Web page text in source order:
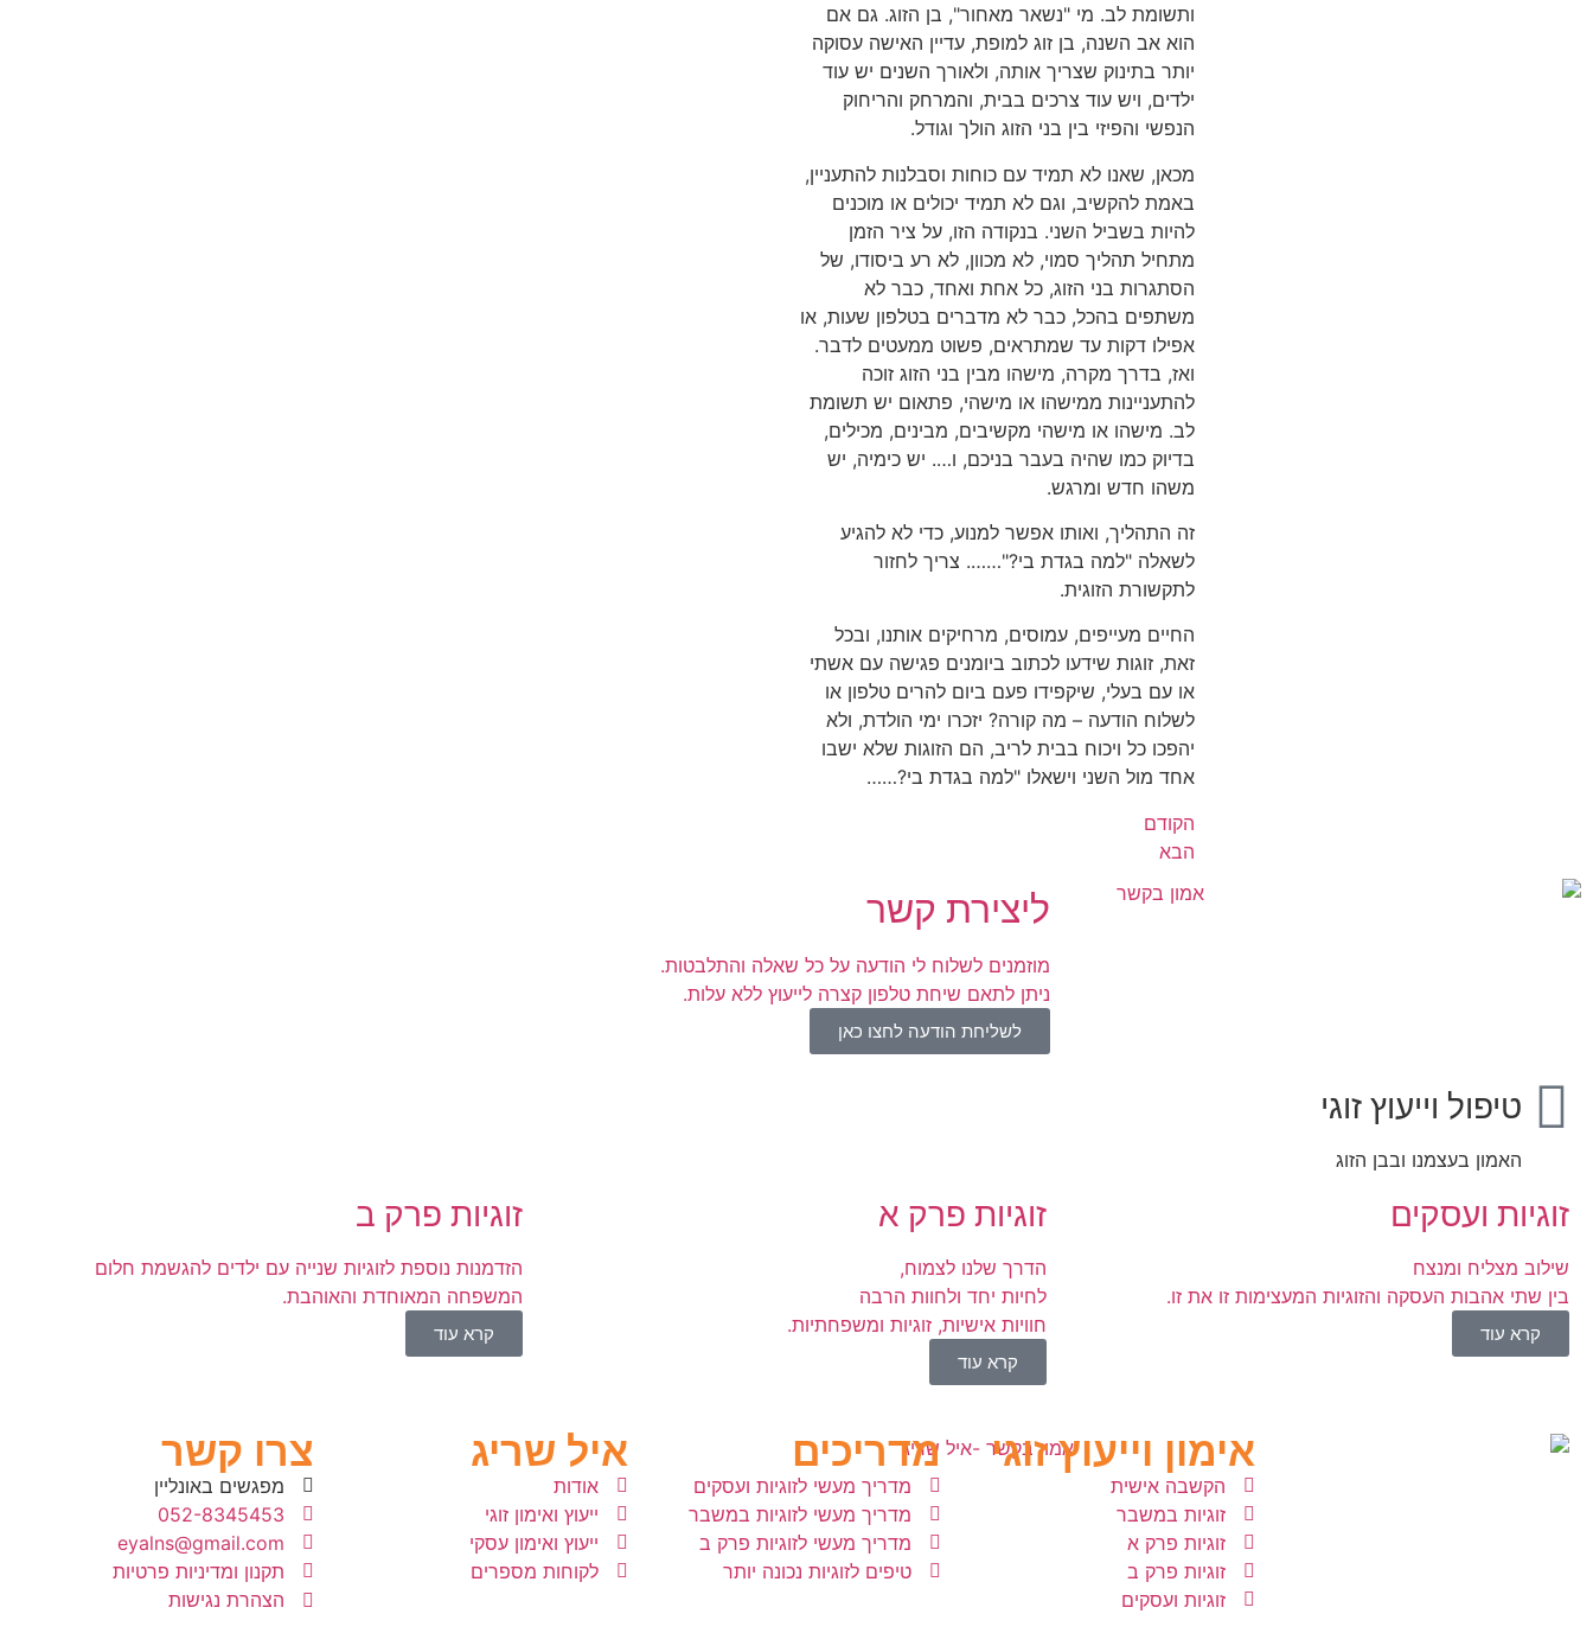
ותשומת לב. מי "נשאר מאחור", בן הזוג. גם אם
הוא אב השנה, בן זוג למופת, עדיין האישה עסוקה
יותר בתינוק שצריך אותה, ולאורך השנים יש עוד
ילדים, ויש עוד צרכים בבית, והמרחק והריחוק
הנפשי והפיזי בין בני הזוג הולך וגודל.
מכאן, שאנו לא תמיד עם כוחות וסבלנות להתעניין,
באמת להקשיב, וגם לא תמיד יכולים או מוכנים
להיות בשביל השני. בנקודה הזו, על ציר הזמן
מתחיל תהליך סמוי, לא מכוון, לא רע ביסודו, של
הסתגרות בני הזוג, כל אחת ואחד, כבר לא
משתפים בהכל, כבר לא מדברים בטלפון שעות, או
אפילו דקות עד שמתראים, פשוט ממעטים לדבר.
ואז, בדרך מקרה, מישהו מבין בני הזוג זוכה
להתעניינות ממישהו או מישהי, פתאום יש תשומת
לב. מישהו או מישהי מקשיבים, מבינים, מכילים,
בדיוק כמו שהיה בעבר בניכם, ו…. יש כימיה, יש
משהו חדש ומרגש.
זה התהליך, ואותו אפשר למנוע, כדי לא להגיע
לשאלה "למה בגדת בי?"……. צריך לחזור
לתקשורת הזוגית.
החיים מעייפים, עמוסים, מרחיקים אותנו, ובכל
זאת, זוגות שידעו לכתוב ביומנים פגישה עם אשתי
או עם בעלי, שיקפידו פעם ביום להרים טלפון או
לשלוח הודעה – מה קורה? יזכרו ימי הולדת, ולא
יהפכו כל ויכוח בבית לריב, הם הזוגות שלא ישבו
אחד מול השני וישאלו "למה בגדת בי?……
הקודם
הבא
ליצירת קשר
מוזמנים לשלוח לי הודעה על כל שאלה והתלבטות.
ניתן לתאם שיחת טלפון קצרה לייעוץ ללא עלות.
לשליחת הודעה לחצו כאן
טיפול וייעוץ זוגי
האמון בעצמנו ובבן הזוג
זוגיות ועסקים
שילוב מצליח ומנצח
בין שתי אהבות העסקה והזוגיות המעצימות זו את זו.
קרא עוד
זוגיות פרק א
הדרך שלנו לצמוח,
לחיות יחד ולחוות הרבה
חוויות אישיות, זוגיות ומשפחתיות.
קרא עוד
זוגיות פרק ב
הזדמנות נוספת לזוגיות שנייה עם ילדים להגשמת חלום
המשפחה המאוחדת והאוהבת.
קרא עוד
אימון וייעוץ זוגי
הקשבה אישית
זוגיות במשבר
זוגיות פרק א
זוגיות פרק ב
זוגיות ועסקים
מדריכים
מדריך מעשי לזוגיות ועסקים
מדריך מעשי לזוגיות במשבר
מדריך מעשי לזוגיות פרק ב
טיפים לזוגיות נכונה יותר
איל שריג
אודות
ייעוץ ואימון זוגי
ייעוץ ואימון עסקי
לקוחות מספרים
צרו קשר
מפגשים באונליין
052-8345453
eyalns@gmail.com
תקנון ומדיניות פרטיות
הצהרת נגישות